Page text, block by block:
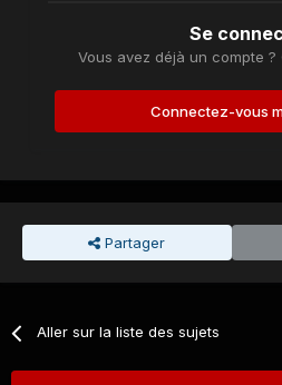
Se
Vous avez déjà un compte
Connectez-vous
Partager
Aller sur la liste des sujets